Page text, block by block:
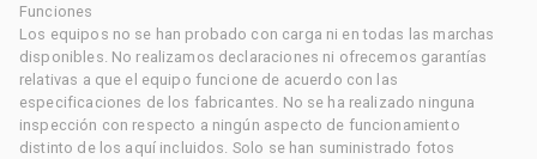
Funciones
Los equipos no se han probado con carga ni en todas las marchas
disponibles. No realizamos declaraciones ni ofrecemos garantías
relativas a que el equipo funcione de acuerdo con las
especificaciones de los fabricantes. No se ha realizado ninguna
inspección con respecto a ningún aspecto de funcionamiento
distinto de los aquí incluidos. Solo se han suministrado fotos